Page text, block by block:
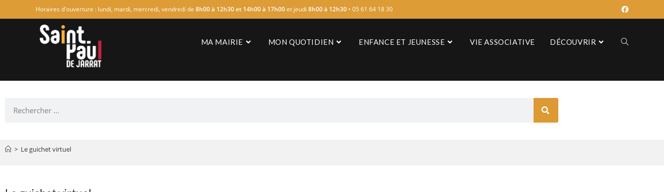
Horaires d'ouverture : lundi, mardi, mercredi, vendredi de 8h00 à 12h30 et 14h00 à 17h00et jeudi 8h00 à 12h30 • 05 61 64 18 30
MA MAIRIE MON QUOTIDIEN ENFANCE ET JEUNESSE VIE ASSOCIATIVE DÉCOUVRIR
> Le guichet virtuel